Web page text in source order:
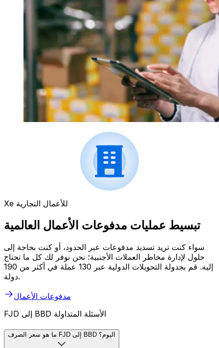
Xe للأعمال التجارية
تبسيط عمليات مدفوعات الأعمال العالمية
سواء كنت تريد تسديد مدفوعات عبر الحدود، أو كنت بحاجة إلى
حلول لإدارة مخاطر العملات الأجنبية؛ نحن نوفر لك كل ما تحتاج
إليه. قم بجدولة التحويلات الدولية عبر 130 عملة في أكثر من 190
دولة.
مدفوعات الأعمال
FJD إلى BBD الأسئلة المتداولة
ما هو سعر الصرف FJD إلى BBD اليوم؟